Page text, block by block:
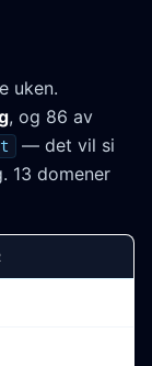
uken.
, og 86 av
— det vil si
13 domener